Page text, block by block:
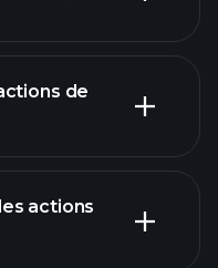
rapports
de
actions